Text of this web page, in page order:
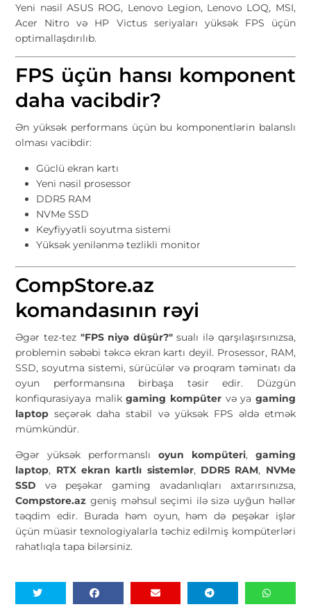
Yeni nəsil ASUS ROG, Lenovo Legion, Lenovo LOQ, MSI,
Acer Nitro və HP Victus seriyaları yüksək FPS üçün
optimallaşdırılıb.
FPS üçün hansı komponent
daha vacibdir?
Ən yüksək performans üçün bu komponentlərin balanslı
olması vacibdir:
Güclü ekran kartı
Yeni nəsil prosessor
DDR5 RAM
NVMe SSD
Keyfiyyətli soyutma sistemi
Yüksək yenilənmə tezlikli monitor
CompStore.az
komandasının rəyi
Əgər tez-tez "FPS niyə düşür?"sualı ilə qarşılaşırsınızsa,
problemin səbəbi təkcə ekran kartı deyil. Prosessor, RAM,
SSD, soyutma sistemi, sürücülər və proqram təminatı da
oyun performansına birbaşa təsir edir. Düzgün
konfiqurasiyaya malikgaming kompüter və ya gaming
laptop seçərək daha stabil və yüksək FPS əldə etmək
mümkündür.
Əgər yüksək performanslı oyun kompüteri, gaming
laptop, RTX ekran kartlı sistemlər, DDR5 RAM, NVMe
SSD və peşəkar gaming avadanlıqları axtarırsınızsa,
Compstore.az geniş məhsul seçimi ilə sizə uyğun həllər
təqdim edir. Burada həm oyun, həm də peşəkar işlər
üçün müasir texnologiyalarla təchiz edilmiş kompüterləri
rahatlıqla tapa bilərsiniz.